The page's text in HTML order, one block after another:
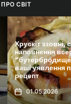
ПРО СВІТ
Переведення
нову систему
30.04.2026